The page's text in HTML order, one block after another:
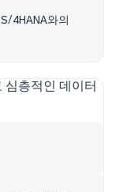
4HANA와의
심층적인 데이터